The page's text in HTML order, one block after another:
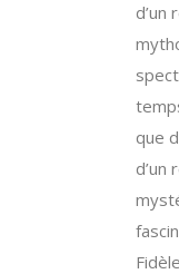
d’un
que
d’un